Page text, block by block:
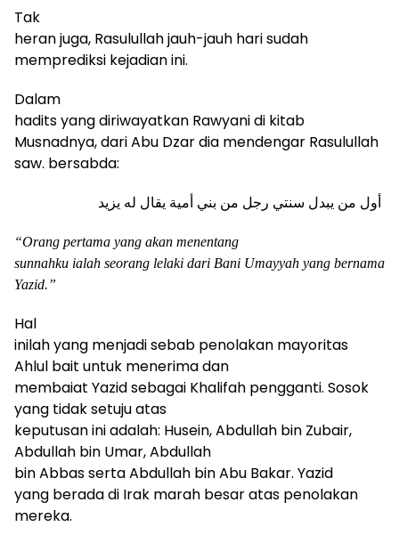
Tak
heran juga, Rasulullah jauh-jauh hari sudah
memprediksi kejadian ini.
Dalam
haditsyang diriwayatkan Rawyani di kitab
Musnadnya, dari Abu Dzar dia mendengar Rasulullah
saw. bersabda:
أول من يبدل سنتي رجل من بني أمية يقال له يزيد
“Orang pertama yang akan menentang
sunnahku ialah seorang lelaki dari Bani Umayyah yang bernama
Yazid.”
Hal
inilah yang menjadi sebab penolakan mayoritas
Ahlul bait untuk menerima dan
membaiat Yazid sebagai Khalifah pengganti. Sosok
yang tidak setuju atas
keputusan ini adalah: Husein, Abdullah bin Zubair,
Abdullah bin Umar, Abdullah
bin Abbas serta Abdullah bin Abu Bakar. Yazid
yang berada di Irak marah besar atas penolakan
mereka.